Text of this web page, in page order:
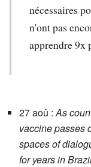
nécessaires
n'ont pas
apprendre 9x
27 aoû :As
vaccine passes
spaces of
for years in